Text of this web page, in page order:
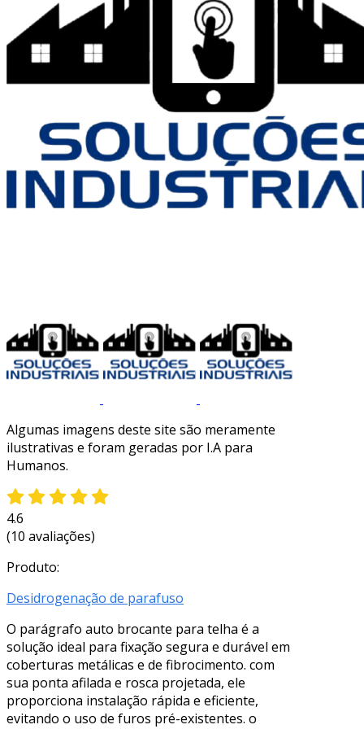
Algumas imagens deste site são meramente
ilustrativas e foram geradas por I.A para
Humanos.
4.6
(10 avaliações)
Produto:
Desidrogenação de parafuso
O parágrafo auto brocante para telha é a
solução ideal para fixação segura e durável em
coberturas metálicas e de fibrocimento. com
sua ponta afilada e rosca projetada, ele
proporciona instalação rápida e eficiente,
evitando o uso de furos pré-existentes. o